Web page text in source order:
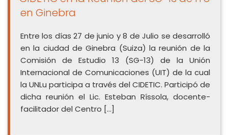
en Ginebra
Entre los días 27 de junio y 8 de Julio se desarrolló
en la ciudad de Ginebra (Suiza) la reunión de la
Comisión de Estudio 13 (SG-13) de la Unión
Internacional de Comunicaciones (UIT) de la cual
la UNLu participa a través del CIDETIC. Participó de
dicha reunión el Lic. Esteban Ríssola, docente-
facilitador del Centro […]